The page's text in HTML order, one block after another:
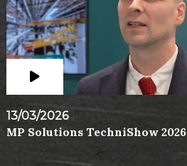
13/03/2026
MP Solutions TechniShow 2026